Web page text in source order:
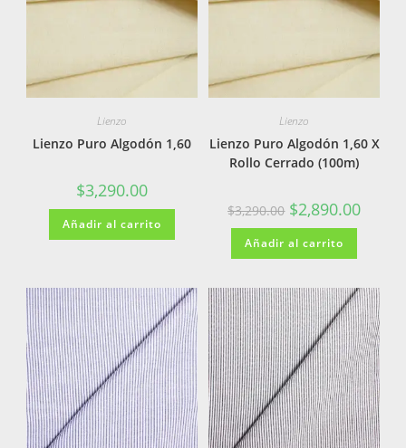
Lienzo
Lienzo Puro Algodón 1,60
$3,290.00
Añadir al carrito
Lienzo
Lienzo Puro Algodón 1,60 X
Rollo Cerrado (100m)
$3,290.00 $2,890.00
Añadir al carrito